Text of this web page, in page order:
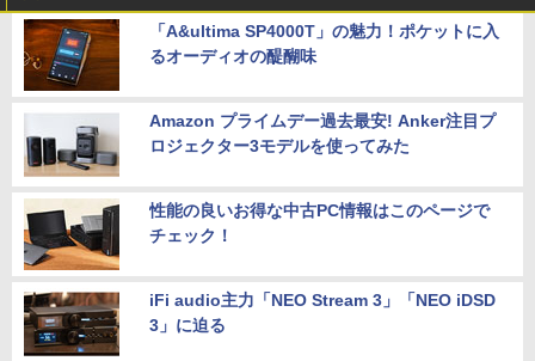
「A&ultima SP4000T」の魅力！ポケットに入
るオーディオの醍醐味
Amazon プライムデー過去最安! Anker注目プ
ロジェクター3モデルを使ってみた
性能の良いお得な中古PC情報はこのページで
チェック！
iFi audio主力「NEO Stream 3」「NEO iDSD
3」に迫る